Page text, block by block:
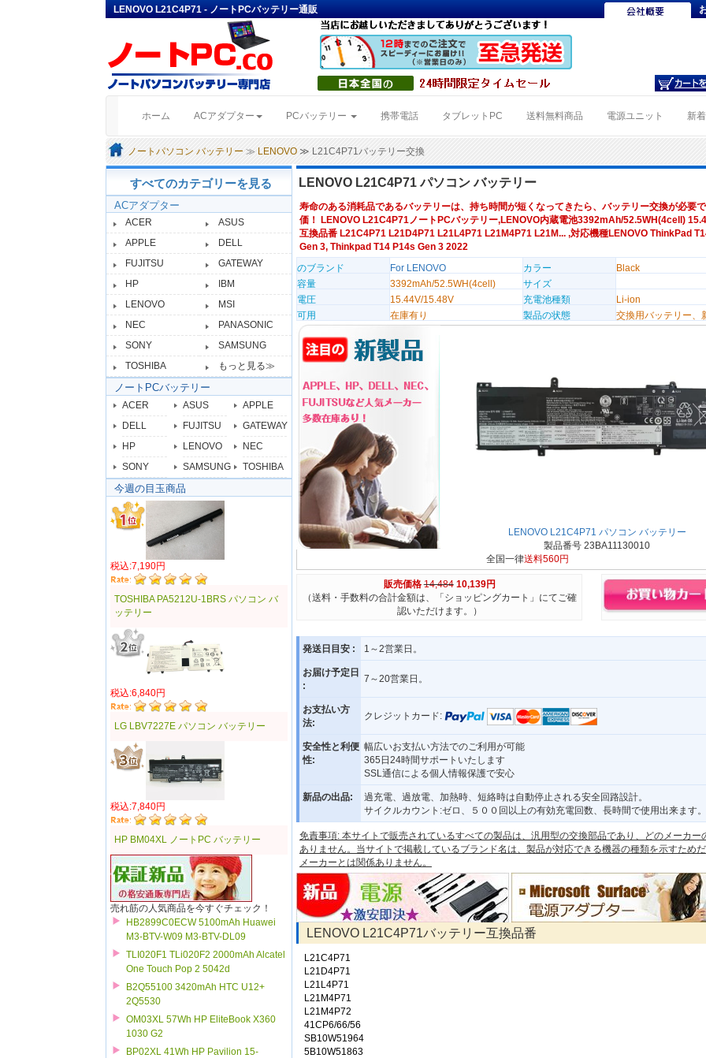
LENOVO L21C4P71 - ノートPCバッテリー通販
ホーム (current)ACアダプター PCバッテリー 携帯電話 タブレットPC 送料無料商品 電源ユニット 新
ノートパソコン バッテリー ≫ LENOVO ≫ L21C4P71バッテリー交換
すべてのカテゴリーを見る
ACアダプター
ACER
ASUS
APPLE
DELL
FUJITSU
GATEWAY
HP
IBM
LENOVO
MSI
NEC
PANASONIC
SONY
SAMSUNG
TOSHIBA
もっと見る≫
ノートPCバッテリー
ACER ASUS
APPLE
DELL
FUJITSU
GATEWAY
HP
LENOVO
NEC
SONY
SAMSUNG TOSHIBA
今週の目玉商品
税込:7,190円
TOSHIBA PA5212U-1BRS パソコン バ
ッテリー
税込:6,840円
LG LBV7227E パソコン バッテリー
税込:7,840円
HP BM04XL ノートPC バッテリー
売れ筋の人気商品を今すぐチェック！
HB2899C0ECW 5100mAh Huawei
M3-BTV-W09 M3-BTV-DL09
TLI020F1 TLi020F2 2000mAh Alcatel
One Touch Pop 2 5042d
B2Q55100 3420mAh HTC U12+
2Q5530
OM03XL 57Wh HP EliteBook X360
1030 G2
BP02XL 41Wh HP Pavilion 15-
LENOVO L21C4P71 パソコン バッテリー
寿命のある消耗品であるバッテリーは、持ち時間が短くなってきたら、バッテリー交換が必要
価！ LENOVO L21C4P71ノートPCバッテリー,LENOVO内蔵電池3392mAh/52.5WH(4cell)
互換品番 L21C4P71 L21D4P71 L21L4P71 L21M4P71 L21M... ,対応機種LENOVO ThinkPad
Gen 3, Thinkpad T14 P14s Gen 3 2022
のブランド
For LENOVO カラー
Black
容量
3392mAh/52.5WH(4cell)
サイズ
電圧
15.44V/15.48V 充電池種類
Li-ion
可用
在庫有り 製品の状態 交換用バッテリー、
LENOVO L21C4P71 パソコン バッテリー
製品番号 23BA11130010
全国一律送料560円
販売価格 14,484 10,139円
（送料・手数料の合計金額は、「ショッピングカート」にてご確
認いただけます。）
発送日目安 : 1～2営業日。
お届け予定日
:
7～20営業日。
お支払い方
法:
クレジットカード:
安全性と利便
性:
幅広いお支払い方法でのご利用が可能
365日24時間サポートいたします
SSL通信による個人情報保護で安心
新品の出品:
過充電、過放電、加熱時、短絡時は自動停止される安全回路設計。
サイクルカウント:ゼロ、５００回以上の有効充電回数、長時間で使用出来ます。
免責事項: 本サイトで販売されているすべての製品は、汎用型の交換部品であり、どのメーカー
ありません。当サイトで掲載しているブランド名は、製品が対応できる機器の種類を示すため
メーカーとは関係ありません。
LENOVO L21C4P71バッテリー互換品番
L21C4P71
L21D4P71
L21L4P71
L21M4P71
L21M4P72
41CP6/66/56
SB10W51964
5B10W51863